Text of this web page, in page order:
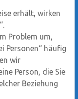
erhält, wirken
Problem um,
Personen“ häufig
wir
Person, die Sie
Beziehung